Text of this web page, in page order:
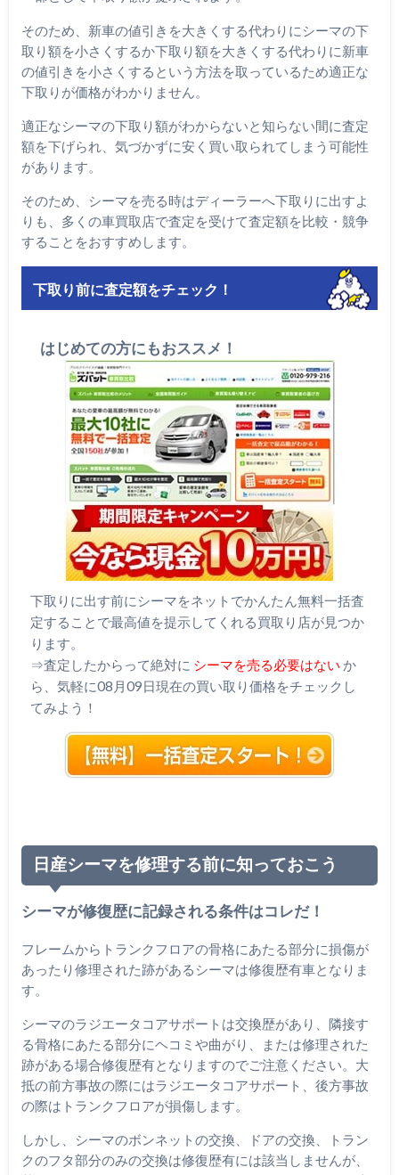
そのため、新車の値引きを大きくする代わりにシーマの下
取り額を小さくするか下取り額を大きくする代わりに新車
の値引きを小さくするという方法を取っているため適正な
下取りが価格がわかりません。
適正なシーマの下取り額がわからないと知らない間に査定
額を下げられ、気づかずに安く買い取られてしまう可能性
があります。
そのため、シーマを売る時はディーラーへ下取りに出すよ
りも、多くの車買取店で査定を受けて査定額を比較・競争
することをおすすめします。
下取り前に査定額をチェック！
はじめての方にもおススメ！
下取りに出す前にシーマをネットでかんたん無料一括査
定することで最高値を提示してくれる買取り店が見つか
ります。
⇒査定したからって絶対に シーマを売る必要はない か
ら、気軽に08月09日現在の買い取り価格をチェックし
てみよう！
日産シーマを修理する前に知っておこう
シーマが修復歴に記録される条件はコレだ！
フレームからトランクフロアの骨格にあたる部分に損傷が
あったり修理された跡があるシーマは修復歴有車となりま
す。
シーマのラジエータコアサポートは交換歴があり、隣接す
る骨格にあたる部分にヘコミや曲がり、または修理された
跡がある場合修復歴有となりますのでご注意ください。大
抵の前方事故の際にはラジエータコアサポート、後方事故
の際はトランクフロアが損傷します。
しかし、シーマのボンネットの交換、ドアの交換、トラン
クのフタ部分のみの交換は修復歴有には該当しませんが、